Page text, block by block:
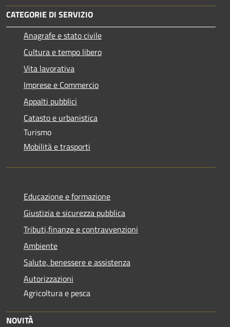
CATEGORIE DI SERVIZIO
Anagrafe e stato civile
Cultura e tempo libero
Vita lavorativa
Imprese e Commercio
Appalti pubblici
Catasto e urbanistica
Turismo
Mobilità e trasporti
Educazione e formazione
Giustizia e sicurezza pubblica
Tributi,finanze e contravvenzioni
Ambiente
Salute, benessere e assistenza
Autorizzazioni
Agricoltura e pesca
NOVITÀ